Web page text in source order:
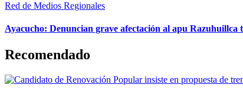
Red de Medios Regionales
Ayacucho: Denuncian grave afectación al apu Razuhuillca
Recomendado